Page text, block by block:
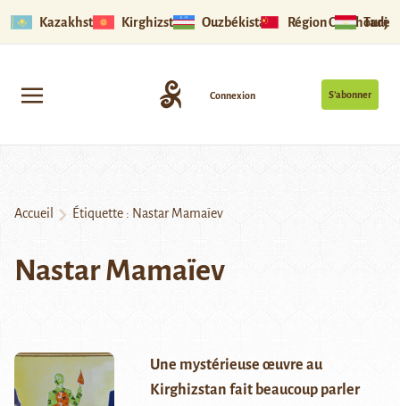
Kazakhstan Kirghizstan Ouzbékistan Région Ouïghoure
S’abonner
Connexion
Accueil Étiquette : Nastar Mamaïev
Nastar Mamaïev
Une mystérieuse œuvre au
Kirghizstan fait beaucoup parler